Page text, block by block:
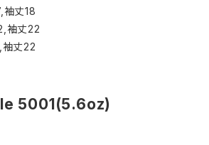
丈18
袖丈22
丈22
5001(5.6oz)